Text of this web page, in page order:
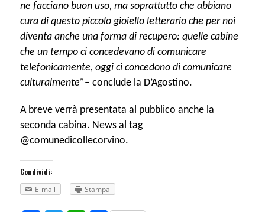
ne facciano buon uso, ma soprattutto che abbiano
cura di questo piccolo gioiello letterario che per noi
diventa anche una forma di recupero: quelle cabine
che un tempo ci concedevano di comunicare
telefonicamente, oggi ci concedono di comunicare
culturalmente”– conclude la D’Agostino.
A breve verrà presentata al pubblico anche la
seconda cabina. News al tag
@comunedicollecorvino.
Condividi:
E-mail
Stampa